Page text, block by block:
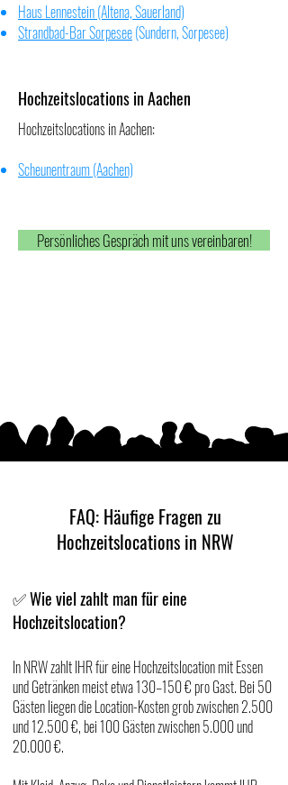
Haus Lennestein (Altena, Sauerland)
Strandbad-Bar Sorpesee(Sundern, Sorpesee)
Hochzeitslocations in Aachen
Hochzeitslocations in Aachen:
Scheunentraum (Aachen)
Persönliches Gespräch mit uns vereinbaren!
In NRW zahlt IHR für eine Hochzeitslocation mit Essen
und Getränken meist etwa 130–150 € pro Gast. Bei 50
Gästen liegen die Location-Kosten grob zwischen 2.500
und 12.500 €, bei 100 Gästen zwischen 5.000 und
20.000 €.
FAQ: Häufige Fragen zu
Hochzeitslocations in NRW
✅Wie viel zahlt man für eine
Hochzeitslocation?